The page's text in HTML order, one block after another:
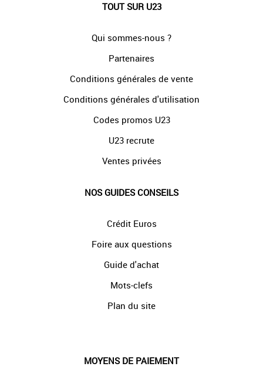
TOUT SUR U23
Qui sommes-nous ?
Partenaires
Conditions générales de vente
Conditions générales d'utilisation
Codes promos U23
U23 recrute
Ventes privées
NOS GUIDES CONSEILS
Crédit Euros
Foire aux questions
Guide d'achat
Mots-clefs
Plan du site
MOYENS DE PAIEMENT